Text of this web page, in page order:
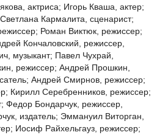
актриса; Игорь Кваша, актер;
Кармалита, сценарист;
Роман Виктюк, режиссер;
Кончаловский, режиссер,
музыкант; Павел Чухрай,
режиссер; Андрей Прошкин,
Андрей Смирнов, режиссер;
Кирилл Серебренников, режиссер;
Федор Бондарчук, режиссер,
издатель; Эммануил Виторган,
Иосиф Райхельгауз, режиссер;